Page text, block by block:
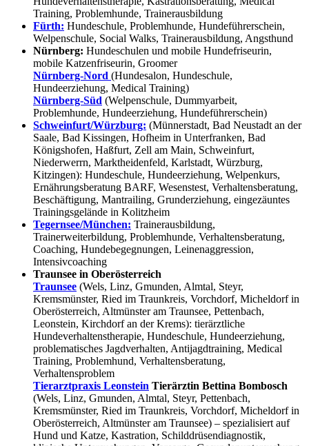
Training, Problemhunde, Trainerausbildung
Fürth: Hundeschule, Problemhunde, Hundeführerschein,
Welpenschule, Social Walks, Trainerausbildung, Angsthund
Nürnberg: Hundeschulen und mobile Hundefriseurin,
mobile Katzenfriseurin, Groomer
Nürnberg-Nord (Hundesalon, Hundeschule,
Hundeerziehung, Medical Training)
Nürnberg-Süd (Welpenschule, Dummyarbeit,
Problemhunde, Hundeerziehung, Hundeführerschein)
Schweinfurt/Würzburg: (Münnerstadt, Bad Neustadt an der
Saale, Bad Kissingen, Hofheim in Unterfranken, Bad
Königshofen, Haßfurt, Zell am Main, Schweinfurt,
Niederwerrn, Marktheidenfeld, Karlstadt, Würzburg,
Kitzingen): Hundeschule, Hundeerziehung, Welpenkurs,
Ernährungsberatung BARF, Wesenstest, Verhaltensberatung,
Beschäftigung, Mantrailing, Grunderziehung, eingezäuntes
Trainingsgelände in Kolitzheim
Tegernsee/München: Trainerausbildung,
Trainerweiterbildung, Problemhunde, Verhaltensberatung,
Coaching, Hundebegegnungen, Leinenaggression,
Intensivcoaching
Traunsee in Oberösterreich
Traunsee (Wels, Linz, Gmunden, Almtal, Steyr,
Kremsmünster, Ried im Traunkreis, Vorchdorf, Micheldorf in
Oberösterreich, Altmünster am Traunsee, Pettenbach,
Leonstein, Kirchdorf an der Krems): tierärztliche
Hundeverhaltenstherapie, Hundeschule, Hundeerziehung,
problematisches Jagdverhalten, Antijagdtraining, Medical
Training, Problemhund, Verhaltensberatung,
Verhaltensproblem
Tierarztpraxis Leonstein Tierärztin Bettina Bombosch
(Wels, Linz, Gmunden, Almtal, Steyr, Pettenbach,
Kremsmünster, Ried im Traunkreis, Vorchdorf, Micheldorf in
Oberösterreich, Altmünster am Traunsee) – spezialisiert auf
Hund und Katze, Kastration, Schilddrüsendiagnostik,